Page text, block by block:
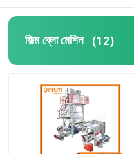
ফিল্ম ব্লো মেশিন (12)